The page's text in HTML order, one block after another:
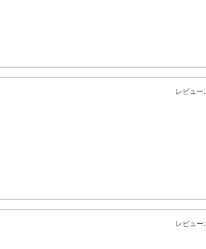
レビュー:
レビュー: